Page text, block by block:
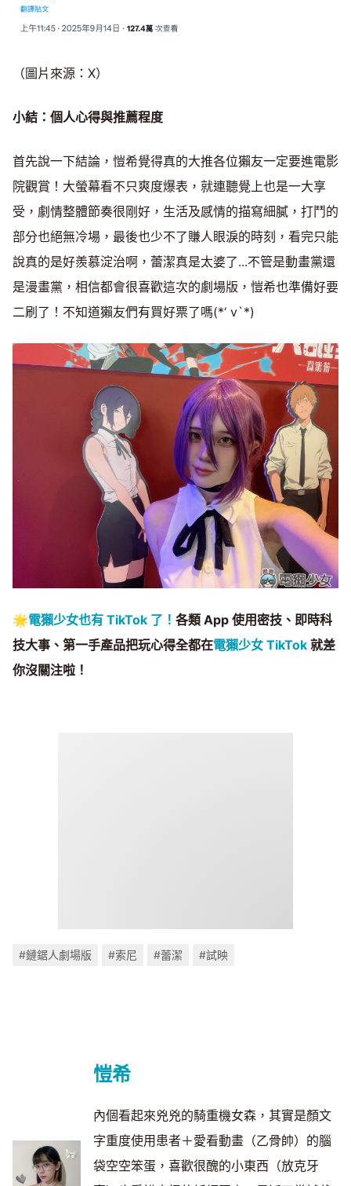
（圖片來源：X）
小結：個人心得與推薦程度
首先說一下結論，愷希覺得真的大推各位獺友一定要進電影
院觀賞！大螢幕看不只爽度爆表，就連聽覺上也是一大享
受，劇情整體節奏很剛好，生活及感情的描寫細膩，打鬥的
部分也絕無冷場，最後也少不了賺人眼淚的時刻，看完只能
說真的是好羨慕淀治啊，蕾潔真是太婆了...不管是動畫黨還
是漫畫黨，相信都會很喜歡這次的劇場版，愷希也準備好要
二刷了！不知道獺友們有買好票了嗎(*‘ v`*)
🌟電獺少女也有 TikTok 了！ 各類 App 使用密技、即時科
技大事、第一手產品把玩心得全都在電獺少女 TikTok 就差
你沒關注啦！
#鏈鋸人劇場版 #索尼 #蕾潔 #試映
愷希
內個看起來兇兇的騎重機女森，其實是顏文
字重度使用患者＋愛看動畫（乙骨帥）的腦
袋空空笨蛋，喜歡很醜的小東西（放克牙